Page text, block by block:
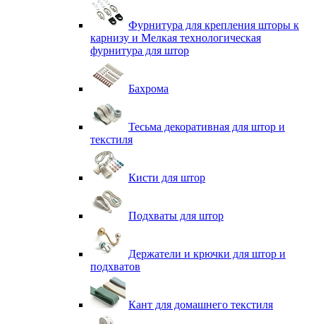
Фурнитура для крепления шторы к
карнизу и Мелкая технологическая
фурнитура для штор
Бахрома
Тесьма декоративная для штор и
текстиля
Кисти для штор
Подхваты для штор
Держатели и крючки для штор и
подхватов
Кант для домашнего текстиля